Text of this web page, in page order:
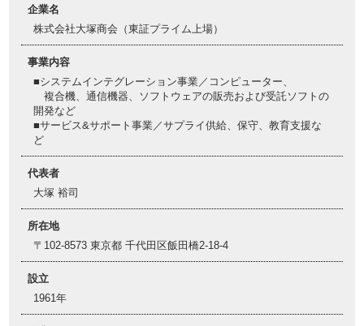
企業名
株式会社大塚商会（東証プライム上場）
事業内容
■システムインテグレーション事業／コンピューター、
複合機、通信機器、ソフトウェアの販売および受託ソフトの
開発など
■サービス&サポート事業／サプライ供給、保守、教育支援な
ど
代表者
大塚 裕司
所在地
〒102-8573 東京都 千代田区飯田橋2-18-4
設立
1961年